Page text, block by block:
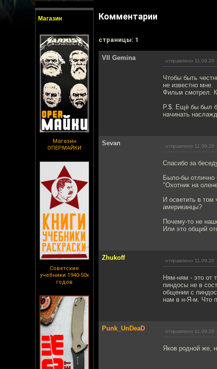
Магазин
Магазин
ОПЕРМАЙКИ
Советские
учебники 1940-50х
годов
Комментарии
cтраницы: 1
VII Gemina отправлено 11.09.20
Чтобы быть
не известно мне.
Фильм смотрел.
Р.$. Ещё бы был
начинать
Sevan отправлено 11.09.20
Спасибо за
Было-бы
"Охотник на
И осветить в
американцы?
Почему-то не
Или это общий
Zhukoff отправлено 11.09.20
Ням-ням - это от
пиндосы не в
общении с
нам в н-Я-м. Что
Punk_UnDeaD отправлено 11.09.20
Яков родной же,